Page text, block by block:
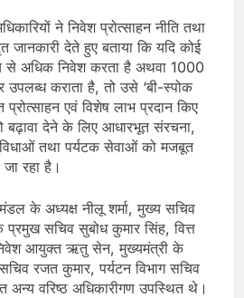
ने निवेश प्रोत्साहन नीति तथा
जानकारी देते हुए बताया कि यदि कोई
अधिक निवेश करता है अथवा 1000
उपलब्ध कराता है, तो उसे ‘बी-स्पोक
प्रोत्साहन एवं विशेष लाभ प्रदान किए
बढ़ावा देने के लिए आधारभूत संरचना,
तथा पर्यटक सेवाओं को मजबूत
रहा है।
के अध्यक्ष नीलू शर्मा, मुख्य सचिव
सचिव सुबोध कुमार सिंह, वित्त
निवेश आयुक्त ऋतु सेन, मुख्यमंत्री के
रजत कुमार, पर्यटन विभाग सचिव
अन्य वरिष्ठ अधिकारीगण उपस्थित थे।